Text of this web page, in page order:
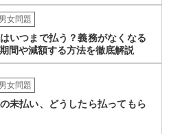
女問題
いつまで払う？義務がなくなる
間や減額する方法を徹底解説
女問題
未払い、どうしたら払ってもら